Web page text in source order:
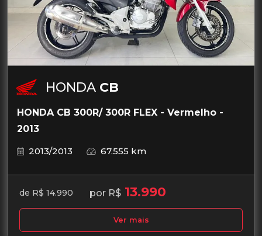
HONDA CB
HONDA CB 300R/ 300R FLEX - Vermelho -
2013
2013/2013
67.555 km
de R$ 14.990 por R$ 13.990
Ver mais